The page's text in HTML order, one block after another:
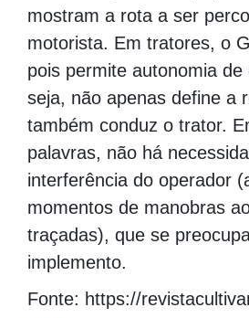
mostram a rota a ser
motorista. Em tratores, o
pois permite autonomia de
seja, não apenas define a
também conduz o trator.
palavras, não há
interferência do operador
momentos de manobras
traçadas), que se
implemento.
Fonte: https://